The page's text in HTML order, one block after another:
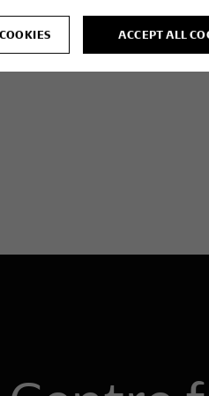
ACCEPT ALL